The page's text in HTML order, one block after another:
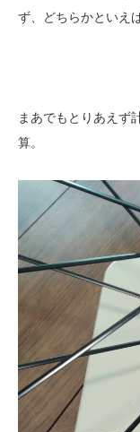
ず、どちらかといえ
まあでもとりあえず
算。